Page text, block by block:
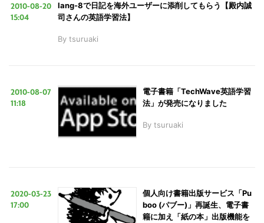
2010-08-20
15:04
lang-8で日記を海外ユーザーに添削してもらう【殿内誠
司さんの英語学習法】
By tsuruaki
2010-08-07
11:18
電子書籍「TechWave英語学習
法」が発売になりました
By tsuruaki
2020-03-23
17:00
個人向け書籍出版サービス「Pu
boo (パブー)」再誕生、電子書
籍に加え「紙の本」出版機能を
サ
索